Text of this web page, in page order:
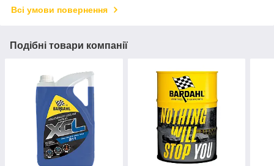
Всі умови повернення
Подібні товари компанії